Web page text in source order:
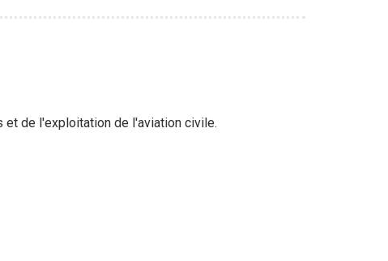
de l'exploitation de l'aviation civile.